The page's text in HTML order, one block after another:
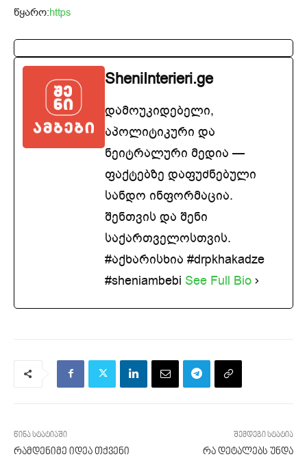
წყარო:https
SheniInterieri.ge
დამოუკიდებელი,
აპოლიტიკური და
ნეიტრალური მედია —
ფაქტებზე დაფუძნებული
სანდო ინფორმაცია.
შენთვის და შენი
საქართველოსთვის.
#აქხარისხია #drpkhakadze
#sheniambebi See Full Bio
წინა სტატიაში
რამდენიმე იდეა თქვენი
შემდეგი სტატია
რა დეტალებს უნდა